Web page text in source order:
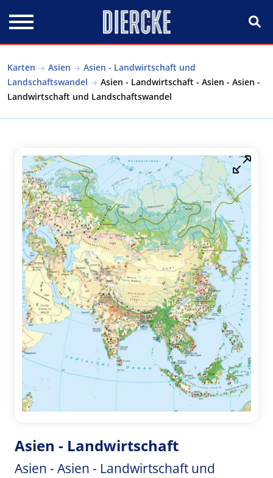
Karten Asien
Asien - Landwirtschaft und
Landschaftswandel
Asien - Landwirtschaft - Asien - Asien -
Landwirtschaft und Landschaftswandel
Asien - Landwirtschaft
Asien - Asien - Landwirtschaft und